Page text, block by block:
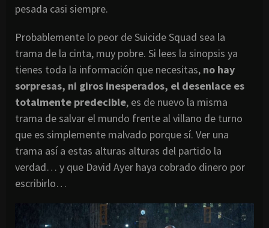
pesada casi siempre.
Probablemente lo peor de Suicide Squad sea la
trama de la cinta, muy pobre. Si lees la sinopsis ya
tienes toda la información que necesitas, no hay
sorpresas, ni giros inesperados, el desenlace es
totalmente predecible, es de nuevo la misma
trama de salvar el mundo frente al villano de turno
que es simplemente malvado porque sí. Ver una
trama así a estas alturas alturas del partido la
verdad… y que David Ayer haya cobrado dinero por
escribirlo…